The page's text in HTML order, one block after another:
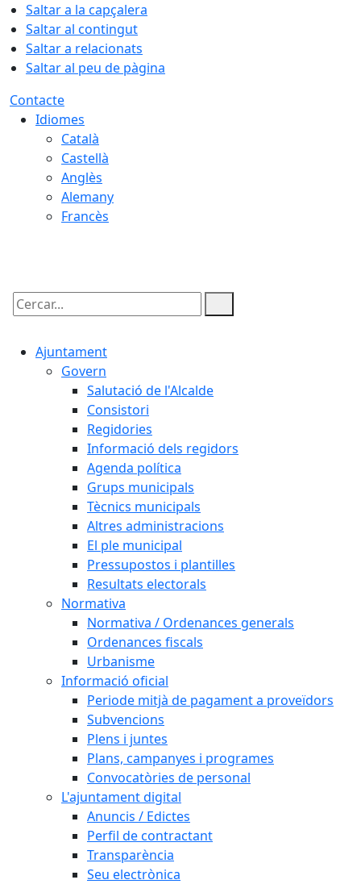
Saltar a la capçalera
Saltar al contingut
Saltar a relacionats
Saltar al peu de pàgina
Contacte
Idiomes
Català
Castellà
Anglès
Alemany
Francès
Cercar:
Ajuntament
Govern
Salutació de l'Alcalde
Consistori
Regidories
Informació dels regidors
Agenda política
Grups municipals
Tècnics municipals
Altres administracions
El ple municipal
Pressupostos i plantilles
Resultats electorals
Normativa
Normativa / Ordenances generals
Ordenances fiscals
Urbanisme
Informació oficial
Periode mitjà de pagament a proveïdors
Subvencions
Plens i juntes
Plans, campanyes i programes
Convocatòries de personal
L'ajuntament digital
Anuncis / Edictes
Perfil de contractant
Transparència
Seu electrònica